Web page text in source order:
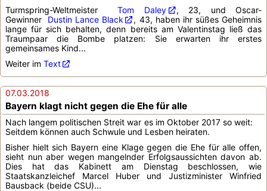
Turmspring-Weltmeister Tom Daley
, 23, und Oscar-
Gewinner Dustin Lance Black
, 43, haben ihr süßes Geheimnis
lange für sich behalten, denn bereits am Valentinstag ließ das
Traumpaar die Bombe platzen: Sie erwarten ihr erstes
gemeinsames Kind...
Weiter im Text
07.03.2018
Bayern klagt nicht gegen die Ehe für alle
Nach langem politischen Streit war es im Oktober 2017 so weit:
Seitdem können auch Schwule und Lesben heiraten.
Bisher hielt sich Bayern eine Klage gegen die Ehe für alle offen,
sieht nun aber wegen mangelnder Erfolgsaussichten davon ab.
Dies hat das Kabinett am Dienstag beschlossen, wie
Staatskanzleichef Marcel Huber und Justizminister Winfried
Bausback (beide CSU)...